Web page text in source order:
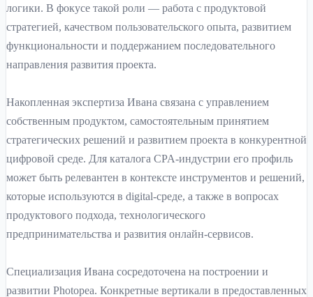
логики. В фокусе такой роли — работа с продуктовой
стратегией, качеством пользовательского опыта, развитием
функциональности и поддержанием последовательного
направления развития проекта.
Накопленная экспертиза Ивана связана с управлением
собственным продуктом, самостоятельным принятием
стратегических решений и развитием проекта в конкурентной
цифровой среде. Для каталога CPA-индустрии его профиль
может быть релевантен в контексте инструментов и решений,
которые используются в digital-среде, а также в вопросах
продуктового подхода, технологического
предпринимательства и развития онлайн-сервисов.
Специализация Ивана сосредоточена на построении и
развитии Photopea. Конкретные вертикали в предоставленных